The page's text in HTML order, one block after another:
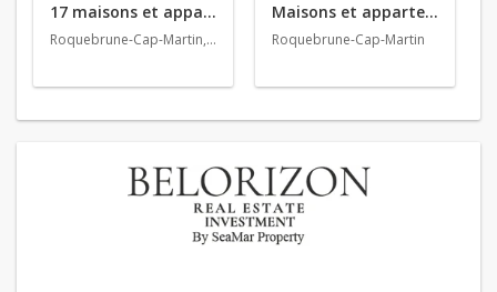
17 maisons et appartements en vente
Roquebrune-Cap-Martin, Menton, Èze
Maisons et appartements en location
Roquebrune-Cap-Martin